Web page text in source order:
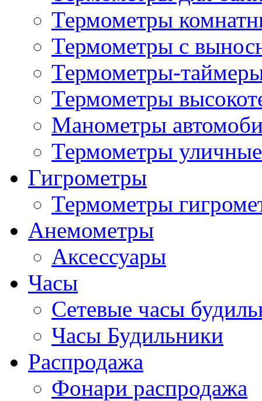
Термометры
Термометры с
Термометры-
Термометры
Манометры
Термометры уличные
Гигрометры
Термометры
Анемометры
Аксессуары
Часы
Сетевые часы
Часы Будильники
Распродажа
Фонари распродажа